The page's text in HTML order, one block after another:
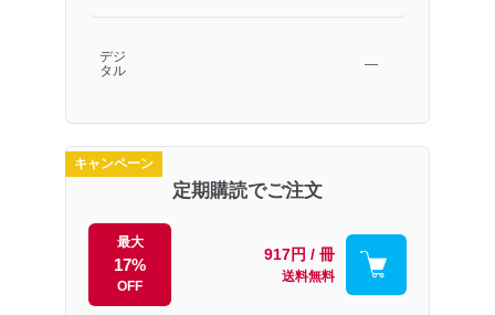
デジ
タル
―
キャンペーン
定期購読でご注文
最大
17%
OFF
917円 / 冊
送料無料